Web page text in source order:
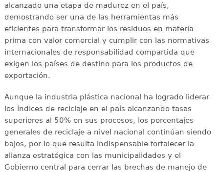
alcanzado una etapa de madurez en el país,
demostrando ser una de las herramientas más
eficientes para transformar los residuos en materia
prima con valor comercial y cumplir con las normativas
internacionales de responsabilidad compartida que
exigen los países de destino para los productos de
exportación.
Aunque la industria plástica nacional ha logrado liderar
los índices de reciclaje en el país alcanzando tasas
superiores al 50% en sus procesos, los porcentajes
generales de reciclaje a nivel nacional continúan siendo
bajos, por lo que resulta indispensable fortalecer la
alianza estratégica con las municipalidades y el
Gobierno central para cerrar las brechas de manejo de